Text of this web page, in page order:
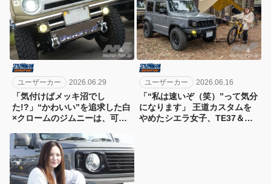
ユーザーカー 2026.06.29
「気付けばメッキ沼でし
た!?」“かわいい”を追求した白
×クロームのジムニーは、可愛
ユーザーカー 2026.06.16
「“私は速いぞ（笑）”って気分
になります」 王道カスタムを
やめたシエラ女子、TE37＆レ